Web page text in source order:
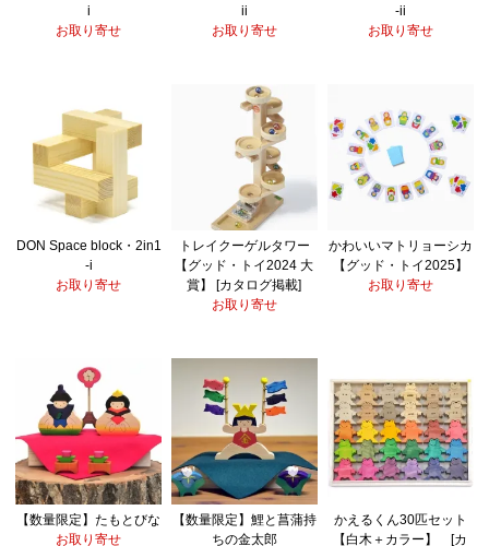
i
お取り寄せ
ii
お取り寄せ
-ii
お取り寄せ
DON Space block・2in1
-i
お取り寄せ
トレイクーゲルタワー
【グッド・トイ2024 大
賞】 [カタログ掲載]
お取り寄せ
かわいいマトリョーシカ
【グッド・トイ2025】
お取り寄せ
【数量限定】たもとびな
お取り寄せ
【数量限定】鯉と菖蒲持
ちの金太郎
かえるくん30匹セット
【白木＋カラー】 [カ